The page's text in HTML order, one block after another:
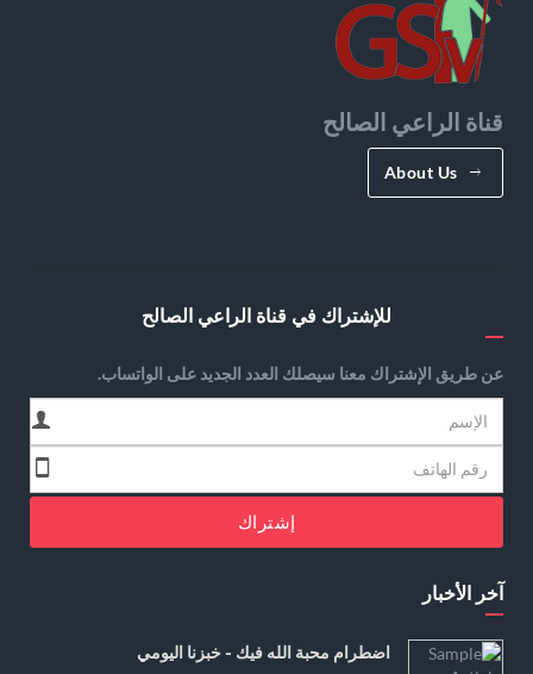
قناة الراعي الصالح
About Us
للإشتراك في قناة الراعي الصالح
عن طريق الإشتراك معنا سيصلك العدد الجديد على الواتساب.
إشتراك
آخر الأخبار
اضطرام محبة الله فيك - خبزنا اليومي